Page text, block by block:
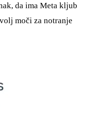
da ima Meta kljub
moči za notranje